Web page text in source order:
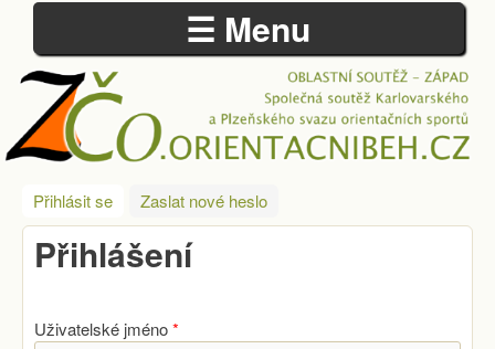
ZÁPADOČESKÁ
OBLAST
Přihlásit se (aktivní záložka)
Zaslat nové heslo
Přihlášení
Uživatelské jméno*
☰ Menu